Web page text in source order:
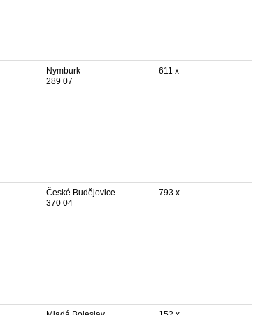
Nymburk
289 07
611 x
České Budějovice
370 04
793 x